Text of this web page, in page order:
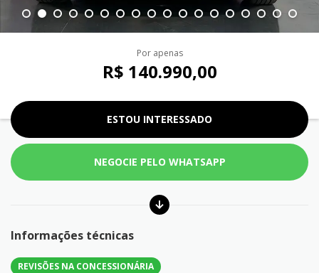
Por apenas
R$ 140.990,00
ESTOU INTERESSADO
NEGOCIE PELO WHATSAPP
Informações técnicas
REVISÕES NA CONCESSIONÁRIA